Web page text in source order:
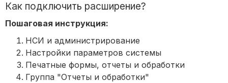
Как подключить расширение?
Пошаговая инструкция:
НСИ и администрирование
Настройки параметров системы
Печатные формы, отчеты и обработки
Группа "Отчеты и обработки"